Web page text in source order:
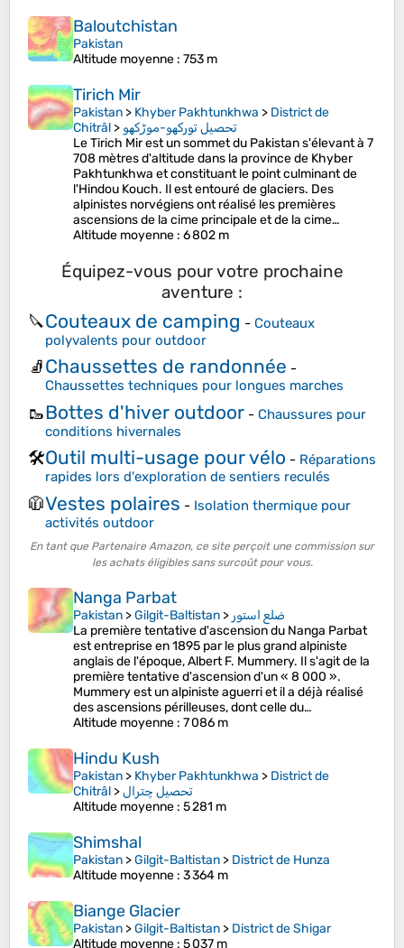
Baloutchistan
Pakistan
Altitude moyenne : 753 m
Tirich Mir
Pakistan > Khyber Pakhtunkhwa > District de
Chitrâl > تحصیل تورکھو-موڑکھو
Le Tirich Mir est un sommet du Pakistan s'élevant à 7
708 mètres d'altitude dans la province de Khyber
Pakhtunkhwa et constituant le point culminant de
l'Hindou Kouch. Il est entouré de glaciers. Des
alpinistes norvégiens ont réalisé les premières
ascensions de la cime principale et de la cime…
Altitude moyenne : 6 802 m
Équipez-vous pour votre prochaine
aventure :
🔪Couteaux de camping - Couteaux
polyvalents pour outdoor
🧦Chaussettes de randonnée -
Chaussettes techniques pour longues marches
🥾Bottes d'hiver outdoor - Chaussures pour
conditions hivernales
🛠️Outil multi-usage pour vélo - Réparations
rapides lors d'exploration de sentiers reculés
🧥Vestes polaires - Isolation thermique pour
activités outdoor
En tant que Partenaire Amazon, ce site perçoit une commission sur
les achats éligibles sans surcoût pour vous.
Nanga Parbat
Pakistan >Gilgit-Baltistan > ضلع استور
La première tentative d'ascension du Nanga Parbat
est entreprise en 1895 par le plus grand alpiniste
anglais de l'époque, Albert F. Mummery. Il s'agit de la
première tentative d'ascension d'un « 8 000 ».
Mummery est un alpiniste aguerri et il a déjà réalisé
des ascensions périlleuses, dont celle du…
Altitude moyenne : 7 086 m
Hindu Kush
Pakistan > Khyber Pakhtunkhwa > District de
Chitrâl >تحصیل چترال
Altitude moyenne : 5 281 m
Shimshal
Pakistan >Gilgit-Baltistan > District de Hunza
Altitude moyenne : 3 364 m
Biange Glacier
Pakistan >Gilgit-Baltistan > District de Shigar
Altitude moyenne : 5 037 m